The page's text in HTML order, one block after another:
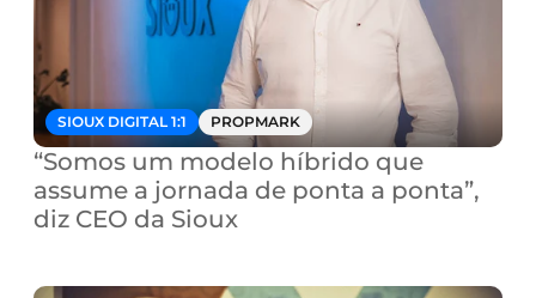
SIOUX DIGITAL 1:1 PROPMARK
“Somos um modelo híbrido que
assume a jornada de ponta a ponta”,
diz CEO da Sioux